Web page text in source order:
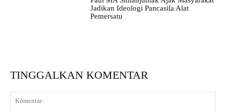
Jadikan Ideologi Pancasila Alat
Pemersatu
TINGGALKAN KOMENTAR